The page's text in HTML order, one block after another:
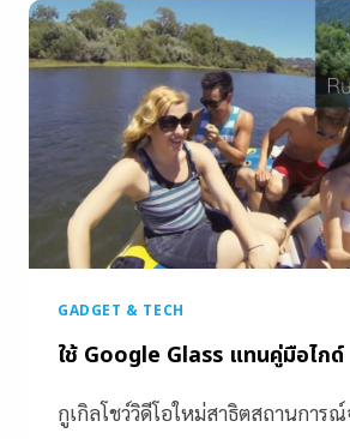
GADGET & TECH
ใช้ Google Glass แทนคู่มือไกด์
กูเกิลโชว์วิดีโอใหม่สาธิตสถานการ